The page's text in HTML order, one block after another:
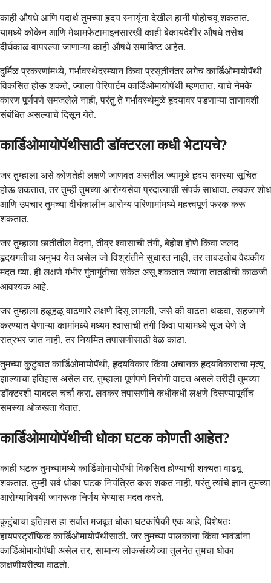
काही औषधे आणि पदार्थ तुमच्या हृदय स्नायूंना देखील हानी पोहोचवू शकतात.
यामध्ये कोकेन आणि मेथामफेटामाइनसारखी काही बेकायदेशीर औषधे तसेच
दीर्घकाळ वापरल्या जाणाऱ्या काही औषधे समाविष्ट आहेत.
दुर्मिळ प्रकरणांमध्ये, गर्भावस्थेदरम्यान किंवा प्रसूतीनंतर लगेच कार्डिओमायोपॅथी
विकसित होऊ शकते, ज्याला पेरिपार्टम कार्डिओमायोपॅथी म्हणतात. याचे नेमके
कारण पूर्णपणे समजलेले नाही, परंतु ते गर्भावस्थेमुळे हृदयावर पडणाऱ्या ताणावशी
संबंधित असल्याचे दिसून येते.
कार्डिओमायोपॅथीसाठी डॉक्टरला कधी भेटायचे?
जर तुम्हाला असे कोणतेही लक्षणे जाणवत असतील ज्यामुळे हृदय समस्या सूचित
होऊ शकतात, तर तुम्ही तुमच्या आरोग्यसेवा प्रदात्याशी संपर्क साधावा. लवकर शोध
आणि उपचार तुमच्या दीर्घकालीन आरोग्य परिणामांमध्ये महत्त्वपूर्ण फरक करू
शकतात.
जर तुम्हाला छातीतील वेदना, तीव्र श्वासाची तंगी, बेहोश होणे किंवा जलद
हृदयगतीचा अनुभव येत असेल जो विश्रांतीने सुधारत नाही, तर ताबडतोब वैद्यकीय
मदत घ्या. ही लक्षणे गंभीर गुंतागुंतीचा संकेत असू शकतात ज्यांना तातडीची काळजी
आवश्यक आहे.
जर तुम्हाला हळूहळू वाढणारे लक्षणे दिसू लागली, जसे की वाढता थकवा, सहजपणे
करण्यात येणाऱ्या कामांमध्ये मध्यम श्वासाची तंगी किंवा पायांमध्ये सूज येणे जे
रात्रभर जात नाही, तर नियमित तपासणीसाठी वेळ काढा.
तुमच्या कुटुंबात कार्डिओमायोपॅथी, हृदयविकार किंवा अचानक हृदयविकाराचा मृत्यू
झाल्याचा इतिहास असेल तर, तुम्हाला पूर्णपणे निरोगी वाटत असले तरीही तुमच्या
डॉक्टरशी याबद्दल चर्चा करा. लवकर तपासणीने कधीकधी लक्षणे दिसण्यापूर्वीच
समस्या ओळखता येतात.
कार्डिओमायोपॅथीची धोका घटक कोणती आहेत?
काही घटक तुमच्यामध्ये कार्डिओमायोपॅथी विकसित होण्याची शक्यता वाढवू
शकतात. तुम्ही सर्व धोका घटक नियंत्रित करू शकत नाही, परंतु त्यांचे ज्ञान तुमच्या
आरोग्याविषयी जागरूक निर्णय घेण्यास मदत करते.
कुटुंबाचा इतिहास हा सर्वात मजबूत धोका घटकांपैकी एक आहे, विशेषतः
हायपरट्रॉफिक कार्डिओमायोपॅथीसाठी. जर तुमच्या पालकांना किंवा भावंडांना
कार्डिओमायोपॅथी असेल तर, सामान्य लोकसंख्येच्या तुलनेत तुमचा धोका
लक्षणीयरीत्या वाढतो.